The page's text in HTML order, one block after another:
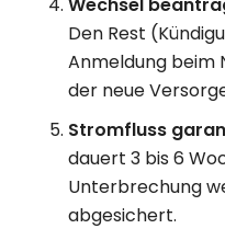
Wechsel
Den Rest
Anmeldung
der neue
Stromfluss
dauert 3 bis 6
Unterbrechung
abgesichert.